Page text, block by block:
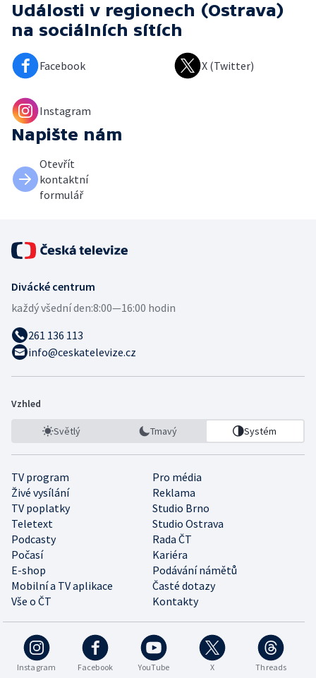
Události v regionech (Ostrava)
na sociálních sítích
Facebook X (Twitter)
Instagram
Napište nám
Otevřít
kontaktní
formulář
Divácké centrum
každý všední den:8:00—16:00 hodin
261 136 113
info@ceskatelevize.cz
Vzhled
Světlý Tmavý Systém
TV program
Pro média
Živé vysílání
Reklama
TV poplatky
Studio Brno
Teletext
Studio Ostrava
Podcasty
Rada ČT
Počasí
Kariéra
E-shop
Podávání námětů
Mobilní a TV aplikace
Časté dotazy
Vše o ČT
Kontakty
Instagram Facebook YouTube X Threads